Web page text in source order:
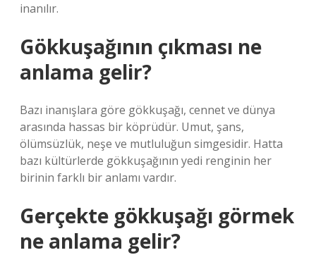
inanılır.
Gökkuşağının çıkması ne
anlama gelir?
Bazı inanışlara göre gökkuşağı, cennet ve dünya
arasında hassas bir köprüdür. Umut, şans,
ölümsüzlük, neşe ve mutluluğun simgesidir. Hatta
bazı kültürlerde gökkuşağının yedi renginin her
birinin farklı bir anlamı vardır.
Gerçekte gökkuşağı görmek
ne anlama gelir?